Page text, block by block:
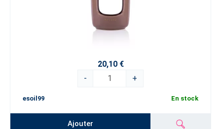
20,10 €
-
+
esoil99 En stock
Ajouter